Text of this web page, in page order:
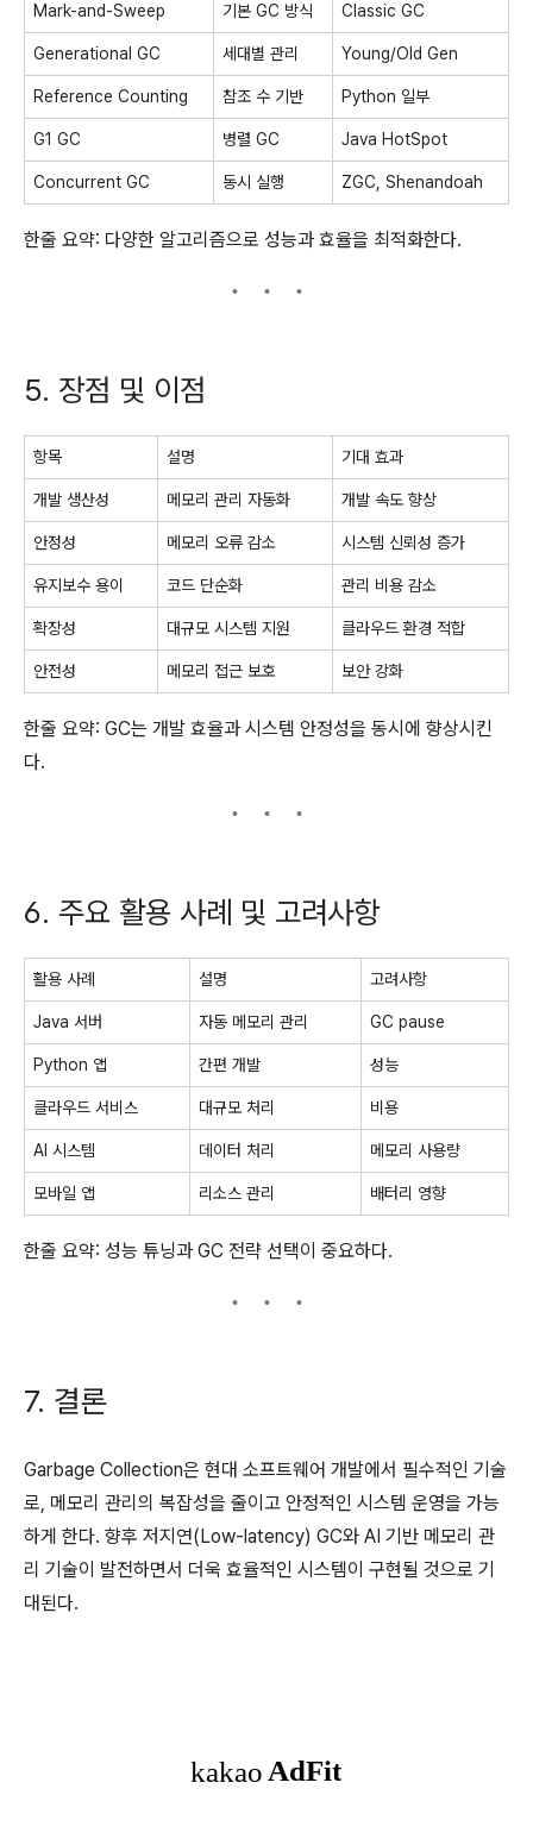
Mark-and-Sweep 기본 GC 방식 Classic GC
Generational GC 세대별 관리 Young/Old Gen
Reference Counting 참조 수 기반 Python 일부
G1 GC 병렬 GC Java HotSpot
Concurrent GC 동시 실행 ZGC, Shenandoah
한줄 요약: 다양한 알고리즘으로 성능과 효율을 최적화한다.
5. 장점 및 이점
항목 설명 기대 효과
개발 생산성 메모리 관리 자동화 개발 속도 향상
안정성 메모리 오류 감소 시스템 신뢰성 증가
유지보수 용이 코드 단순화 관리 비용 감소
확장성 대규모 시스템 지원 클라우드 환경 적합
안전성 메모리 접근 보호 보안 강화
한줄 요약: GC는 개발 효율과 시스템 안정성을 동시에 향상시킨
다.
6. 주요 활용 사례 및 고려사항
활용 사례 설명 고려사항
Java 서버 자동 메모리 관리 GC pause
Python 앱 간편 개발 성능
클라우드 서비스 대규모 처리 비용
AI 시스템 데이터 처리 메모리 사용량
모바일 앱 리소스 관리 배터리 영향
한줄 요약: 성능 튜닝과 GC 전략 선택이 중요하다.
7. 결론
Garbage Collection은 현대 소프트웨어 개발에서 필수적인 기술
로, 메모리 관리의 복잡성을 줄이고 안정적인 시스템 운영을 가능
하게 한다. 향후 저지연(Low-latency) GC와 AI 기반 메모리 관
리 기술이 발전하면서 더욱 효율적인 시스템이 구현될 것으로 기
대된다.